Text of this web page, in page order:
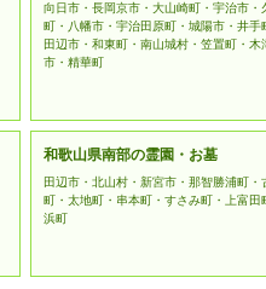
向日市・長岡京市・大山崎町・宇治市・
町・八幡市・宇治田原町・城陽市・井手
田辺市・和東町・南山城村・笠置町・木
市・精華町
和歌山県南部の霊園・お墓
田辺市・北山村・新宮市・那智勝浦町・
町・太地町・串本町・すさみ町・上富田
浜町